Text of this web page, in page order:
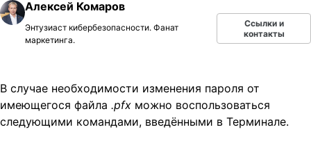
t
Алексей Комаров
Энтузиаст кибербезопасности. Фанат
маркетинга.
Ссылки и
контакты
В случае необходимости изменения пароля от
имеющегося файла .pfx можно воспользоваться
следующими командами, введёнными в Терминале.